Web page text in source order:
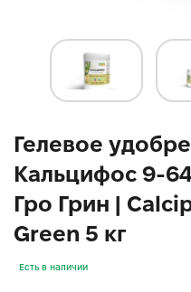
Гелевое
Кальцифос 9-
Гро Грин |
Green 5 кг
Есть в наличии